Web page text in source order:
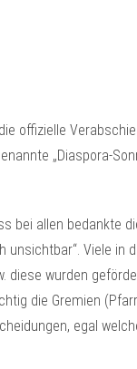
offizielle
„Diaspora-
bei allen bedankte
Viele in
diese wurden
die Gremien
egal